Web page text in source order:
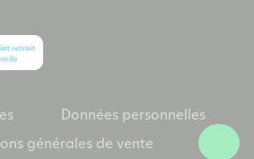
Données personnelles
générales de vente